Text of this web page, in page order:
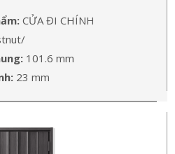
CỬA ĐI CHÍNH
101.6 mm
23 mm